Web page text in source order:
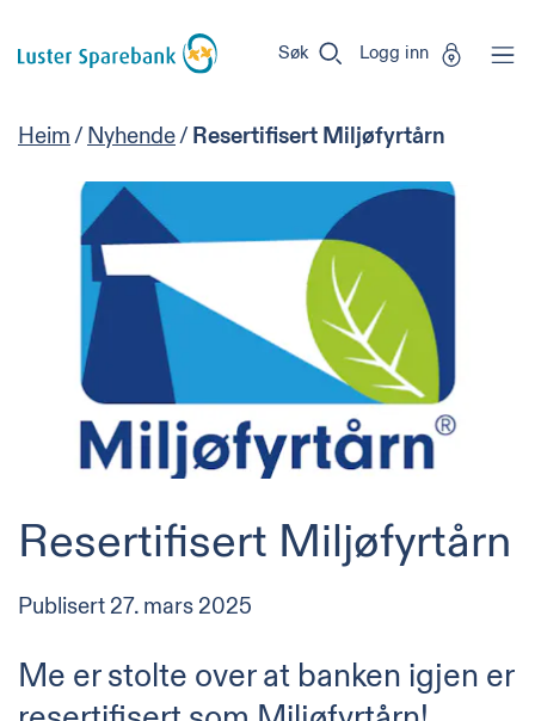
Sparebank
Søk Logg inn
Heim/ Nyhende/ Resertifisert Miljøfyrtårn
Resertifisert Miljøfyrtårn
Publisert 27. mars 2025
Me er stolte over at banken igjen er
er
Miljøfyrtårn-